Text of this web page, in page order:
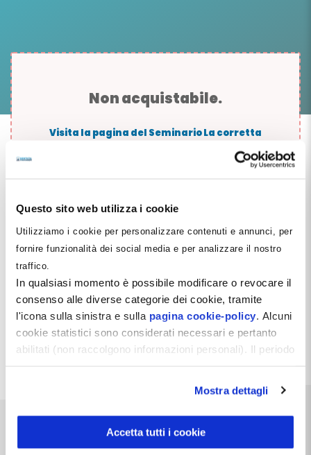
Questo sito web utilizza i cookie
Utilizziamo i cookie per personalizzare contenuti e annunci, per
fornire funzionalità dei social media e per analizzare il nostro
traffico.
In qualsiasi momento è possibile modificare o revocare il
consenso alle diverse categorie dei cookie, tramite
l'icona sulla sinistra e sulla pagina cookie-policy . Alcuni
cookie statistici sono considerati necessari e pertanto
abilitati (non raccolgono informazioni personali). Il periodo
indirizzo:dentistamanager.it/contatti-dentista-
Chiudendo questo banner tramite apposita X in alto a
Mostra dettagli
Accetta tutti i cookie
Probabilmente non hai fatto il Login, oppure non puoi
Non acquistabile.
Visita la pagina del Seminario La corretta